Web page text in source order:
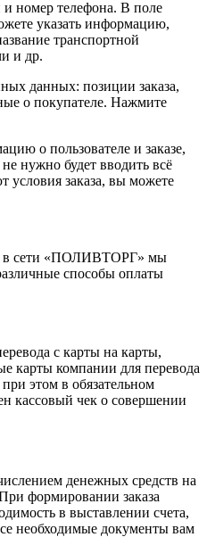
номер телефона. В поле
указать информацию,
транспортной
и др.
данных: позиции заказа,
о покупателе. Нажмите
о пользователе и заказе,
нужно будет вводить всё
условия заказа, вы можете
в сети «ПОЛИВТОРГ» мы
способы оплаты
с карты на карты,
карты компании для перевода
этом в обязательном
кассовый чек о совершении
денежных средств на
формировании заказа
в выставлении счета,
необходимые документы вам